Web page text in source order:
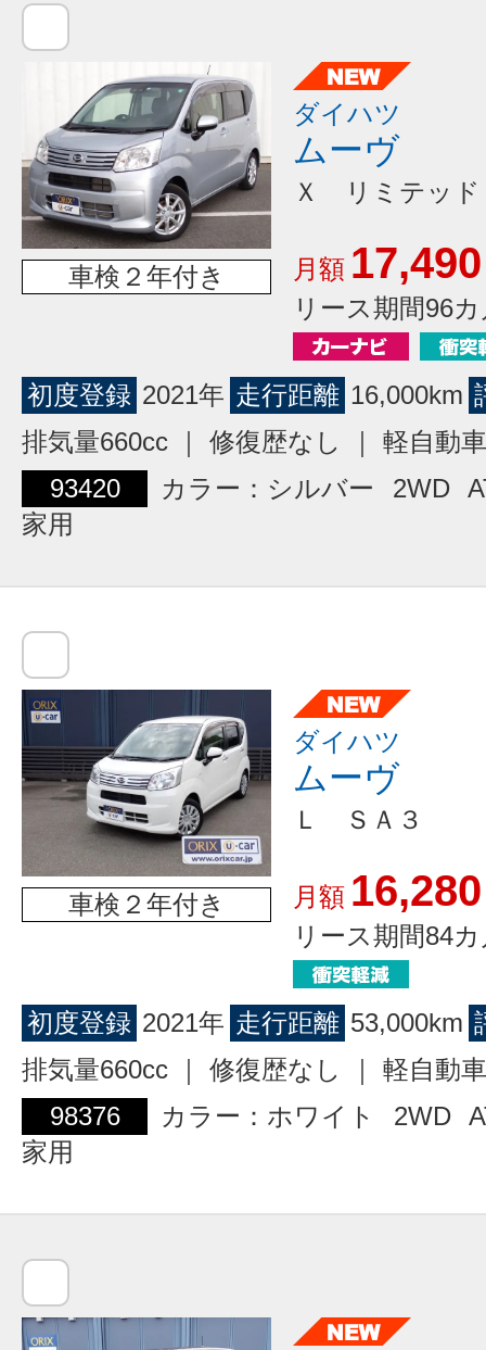
車検２年付き
ダイハツ
ムーヴ
Ｘ リミテッ
月額 17,490
リース期間96
初度登録 2021年 走行距離 16,000km
排気量660cc ｜ 修復歴なし ｜ 軽自動車
93420
カラー：シルバー 2WD
家用
車検２年付き
ダイハツ
ムーヴ
Ｌ ＳＡ３
月額 16,280
リース期間84
初度登録 2021年 走行距離 53,000km
排気量660cc ｜ 修復歴なし ｜ 軽自動車
98376
カラー：ホワイト 2WD
家用